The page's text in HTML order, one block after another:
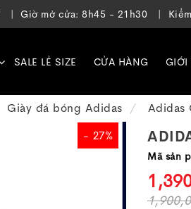
Giờ mở cửa: 8h45 - 21h30
SALE LẺ SIZE CỬA HÀNG GIỚI
Giày đá bóng Adidas Adidas
- 27%
Mã sản